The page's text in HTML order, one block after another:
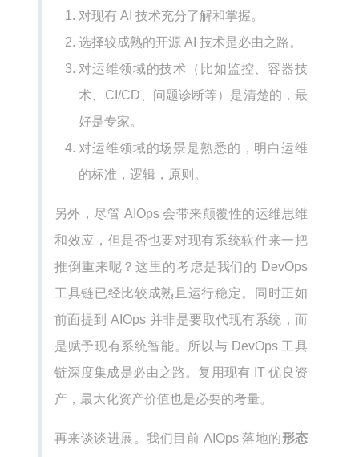
对现有 AI 技术充分了解和掌握。
选择较成熟的开源 AI 技术是必由之路。
对运维领域的技术（比如监控、容器技
术、CI/CD、问题诊断等）是清楚的，最
好是专家。
对运维领域的场景是熟悉的，明白运维
的标准，逻辑，原则。
另外，尽管 AIOps 会带来颠覆性的运维思维
和效应，但是否也要对现有系统软件来一把
推倒重来呢？这里的考虑是我们的 DevOps
工具链已经比较成熟且运行稳定。同时正如
前面提到 AIOps 并非是要取代现有系统，而
是赋予现有系统智能。所以与 DevOps 工具
链深度集成是必由之路。复用现有 IT 优良资
产，最大化资产价值也是必要的考量。
再来谈谈进展。我们目前 AIOps 落地的形态